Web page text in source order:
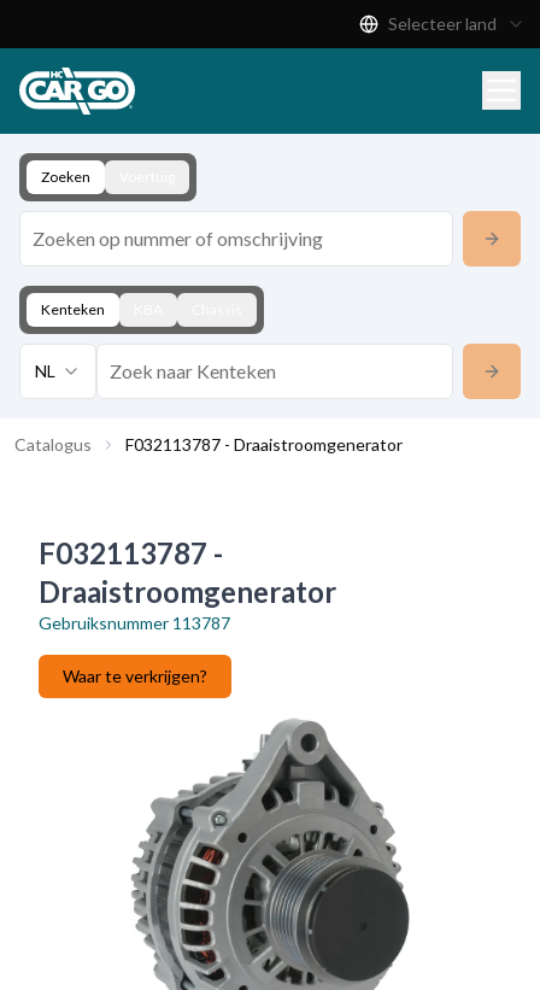
Download
Contact
Selecteer land
Zoeken
Kenteken
NL
Catalogus F032113787 - Draaistroomgenerator
F032113787 -
Draaistroomgenerator
Gebruiksnummer 113787
Waar te verkrijgen?